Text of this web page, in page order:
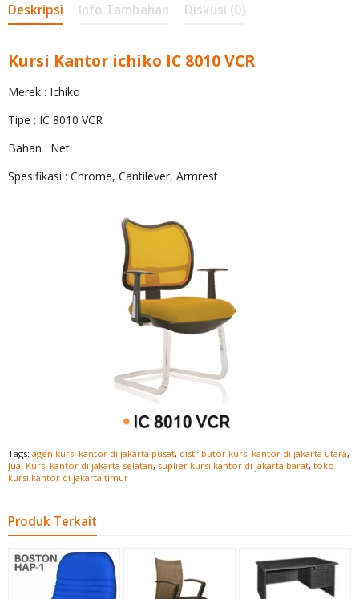
Deskripsi Info Tambahan Diskusi (0)
Kursi Kantor ichiko IC 8010 VCR
Merek : Ichiko
Tipe : IC 8010 VCR
Bahan : Net
Spesifikasi : Chrome, Cantilever, Armrest
Tags: agen kursi kantor di jakarta pusat, distributor kursi kantor di jakarta utara,
Jual Kursi kantor di jakarta selatan, suplier kursi kantor di jakarta barat, toko
kursi kantor di jakarta timur
Produk Terkait